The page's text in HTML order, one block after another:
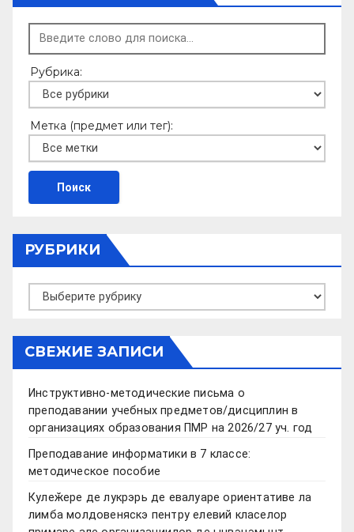
Рубрика:
Метка (предмет или тег):
РУБРИКИ
Рубрики
СВЕЖИЕ ЗАПИСИ
Инструктивно-методические письма о
преподавании учебных предметов/дисциплин в
организациях образования ПМР на 2026/27 уч. год
Преподавание информатики в 7 классе:
методическое пособие
Кулеӂере де лукрэрь де евалуаре ориентативе ла
лимба молдовеняскэ пентру елевий класелор